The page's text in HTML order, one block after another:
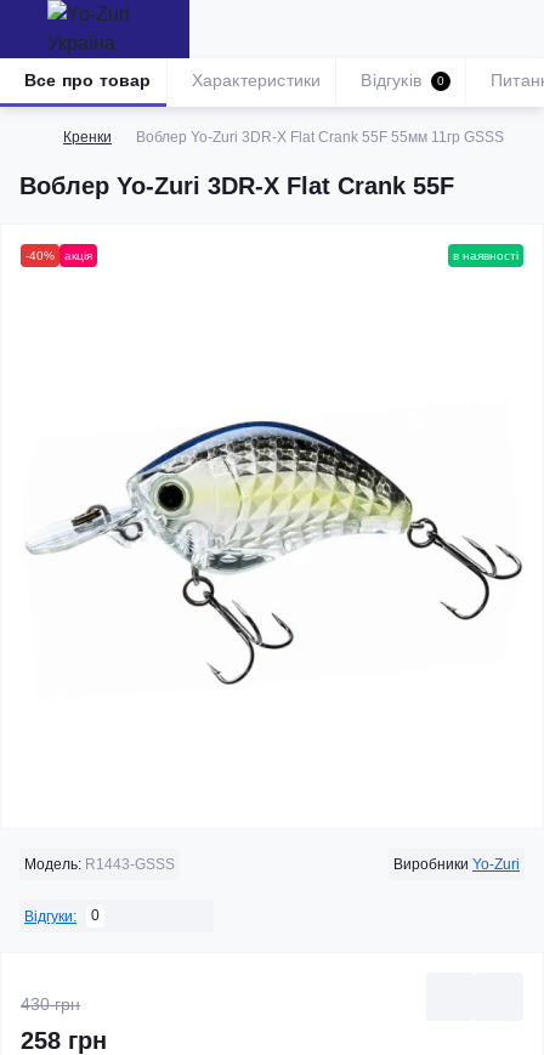
Кренки Воблер Yo-Zuri 3DR-X Flat Crank 55F 55мм 11гр GSSS
Воблер Yo-Zuri 3DR-X Flat Crank 55F
Все про товар Характеристики Відгуків 0
-40% акція в наявності
Модель: R1443-GSSS Виробники Yo-Zuri
Відгуки: 0
430 грн
258 грн